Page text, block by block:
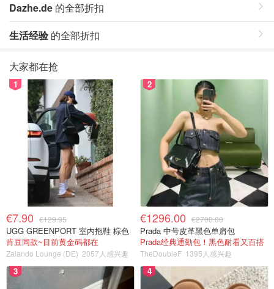
Dazhe.de 的全部折扣
生活经验 的全部折扣
大家都在抢
1
€7.90 €129.95
UGG GREENPORT 室内拖鞋 棕色
肯豆同款~目前黄金码都在
Zalando Lounge (DE) 2057人感兴趣
2
€1296.00 €2700.00
Prada 中号皮革黑色单肩包
Prada经典通勤包！黑色耐看又百搭
TheDoubleF 1395人感兴趣
3 4